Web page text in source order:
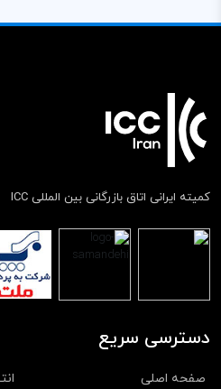
کمیته ایرانی اتاق بازرگانی بین المللی ICC
دسترسی سریع
صفحه اصلی